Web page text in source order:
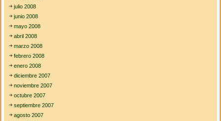
julio 2008
junio 2008
mayo 2008
abril 2008
marzo 2008
febrero 2008
enero 2008
diciembre 2007
noviembre 2007
octubre 2007
septiembre 2007
agosto 2007